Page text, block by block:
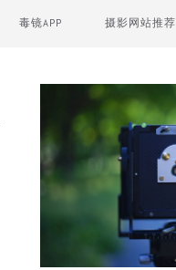
毒镜APP 摄影网站推荐